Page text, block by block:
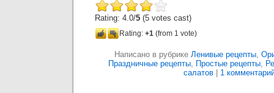
Rating: 4.0/5 (5 votes cast)
Rating: +1 (from 1 vote)
Написано в рубрике Ленивые рецепты,
Праздничные рецепты, Простые рецепты,
салатов| 1